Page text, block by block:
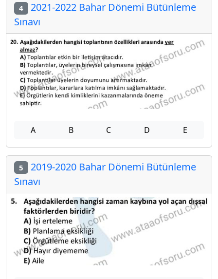
4 2021-2022 Bahar Dönemi Bütünleme
Sınavı
A B C D E
5 2019-2020 Bahar Dönemi Bütünleme
Sınavı